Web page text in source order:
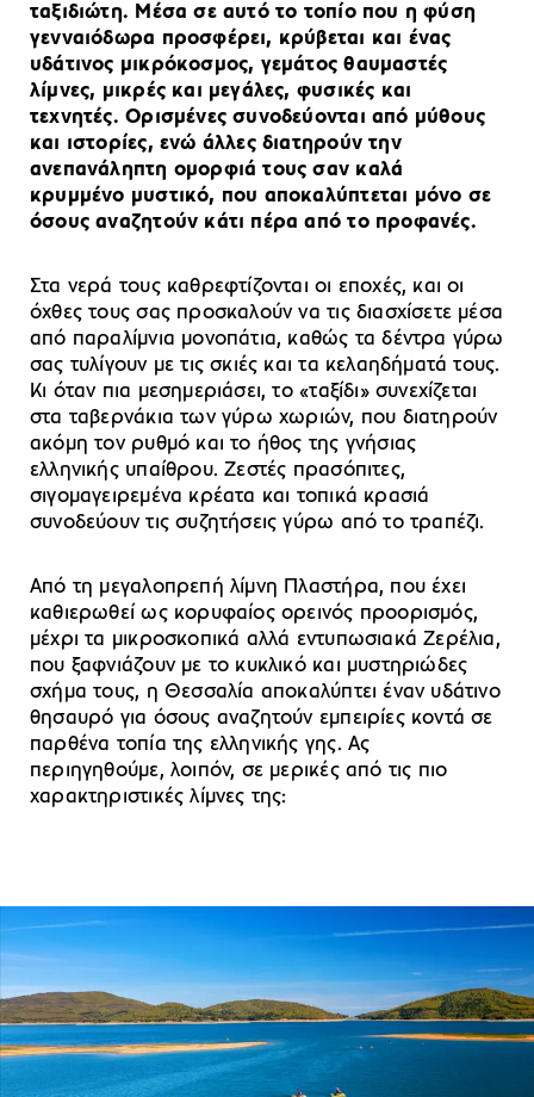
ταξιδιώτη. Μέσα σε αυτό το τοπίο που η φύση
γενναιόδωρα προσφέρει, κρύβεται και ένας
υδάτινος μικρόκοσμος, γεμάτος θαυμαστές
λίμνες, μικρές και μεγάλες, φυσικές και
τεχνητές. Ορισμένες συνοδεύονται από μύθους
και ιστορίες, ενώ άλλες διατηρούν την
ανεπανάληπτη ομορφιά τους σαν καλά
κρυμμένο μυστικό, που αποκαλύπτεται μόνο σε
όσους αναζητούν κάτι πέρα από το προφανές.
Στα νερά τους καθρεφτίζονται οι εποχές, και οι
όχθες τους σας προσκαλούν να τις διασχίσετε μέσα
από παραλίμνια μονοπάτια, καθώς τα δέντρα γύρω
σας τυλίγουν με τις σκιές και τα κελαηδήματά τους.
Κι όταν πια μεσημεριάσει, το «ταξίδι» συνεχίζεται
στα ταβερνάκια των γύρω χωριών, που διατηρούν
ακόμη τον ρυθμό και το ήθος της γνήσιας
ελληνικής υπαίθρου. Ζεστές πρασόπιτες,
σιγομαγειρεμένα κρέατα και τοπικά κρασιά
συνοδεύουν τις συζητήσεις γύρω από το τραπέζι.
Από τη μεγαλοπρεπή λίμνη Πλαστήρα, που έχει
καθιερωθεί ως κορυφαίος ορεινός προορισμός,
μέχρι τα μικροσκοπικά αλλά εντυπωσιακά Ζερέλια,
που ξαφνιάζουν με το κυκλικό και μυστηριώδες
σχήμα τους, η Θεσσαλία αποκαλύπτει έναν υδάτινο
θησαυρό για όσους αναζητούν εμπειρίες κοντά σε
παρθένα τοπία της ελληνικής γης. Ας
περιηγηθούμε, λοιπόν, σε μερικές από τις πιο
χαρακτηριστικές λίμνες της: